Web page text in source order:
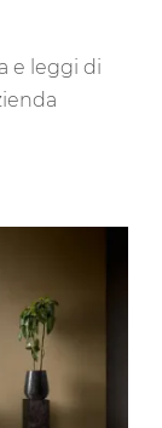
e leggi di